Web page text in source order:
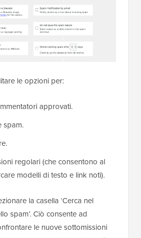
di salvare le
per il filtraggio gratuito di
ai controlli di base imitando la
a proteggere il tuo sito.
plugin antispam
della privacy che non richiede
registrazione di un account.
Bee ti fornisce un potente
il tuo database.
configurare le tue regole